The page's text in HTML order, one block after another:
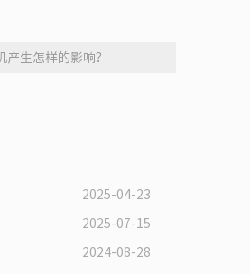
产生怎样的影响？
2025-04-23
2025-07-15
2024-08-28